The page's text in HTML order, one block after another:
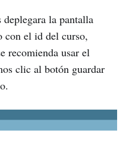
deplegara la pantalla
con el id del curso,
recomienda usar el
clic al botón guardar